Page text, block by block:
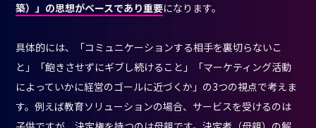
築）」の思想がベースであり重要になります。
具体的には、「コミュニケーションする相手を裏切らないこ
と」「飽きさせずにギブし続けること」「マーケティング活動
によっていかに経営のゴールに近づくか」の3つの視点で考えま
す。例えば教育ソリューションの場合、サービスを受けるのは